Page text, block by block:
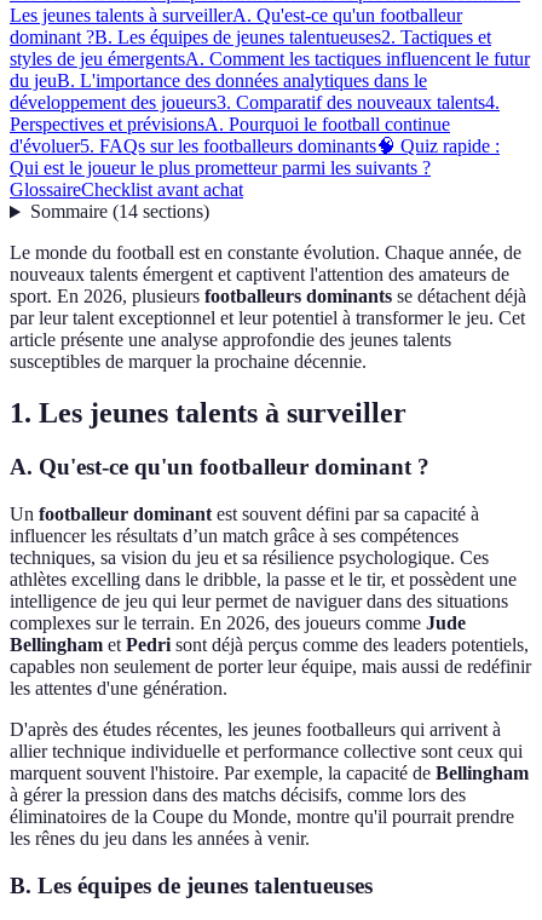
Les jeunes talents à surveillerA. Qu'est-ce qu'un footballeur
dominant ?B. Les équipes de jeunes talentueuses2. Tactiques et
styles de jeu émergentsA. Comment les tactiques influencent le futur
du jeuB. L'importance des données analytiques dans le
développement des joueurs3. Comparatif des nouveaux talents4.
Perspectives et prévisionsA. Pourquoi le football continue
d'évoluer5. FAQs sur les footballeurs dominants🧠 Quiz rapide :
Qui est le joueur le plus prometteur parmi les suivants ?
GlossaireChecklist avant achat
Sommaire(14 sections)
Le monde du football est en constante évolution. Chaque année, de
nouveaux talents émergent et captivent l'attention des amateurs de
sport. En 2026, plusieurs footballeurs dominants se détachent déjà
par leur talent exceptionnel et leur potentiel à transformer le jeu. Cet
article présente une analyse approfondie des jeunes talents
susceptibles de marquer la prochaine décennie.
1. Les jeunes talents à surveiller
A. Qu'est-ce qu'un footballeur dominant ?
Un footballeur dominant est souvent défini par sa capacité à
influencer les résultats d’un match grâce à ses compétences
techniques, sa vision du jeu et sa résilience psychologique. Ces
athlètes excelling dans le dribble, la passe et le tir, et possèdent une
intelligence de jeu qui leur permet de naviguer dans des situations
complexes sur le terrain. En 2026, des joueurs comme Jude
Bellingham et Pedri sont déjà perçus comme des leaders potentiels,
capables non seulement de porter leur équipe, mais aussi de redéfinir
les attentes d'une génération.
D'après des études récentes, les jeunes footballeurs qui arrivent à
allier technique individuelle et performance collective sont ceux qui
marquent souvent l'histoire. Par exemple, la capacité de Bellingham
à gérer la pression dans des matchs décisifs, comme lors des
éliminatoires de la Coupe du Monde, montre qu'il pourrait prendre
les rênes du jeu dans les années à venir.
B. Les équipes de jeunes talentueuses